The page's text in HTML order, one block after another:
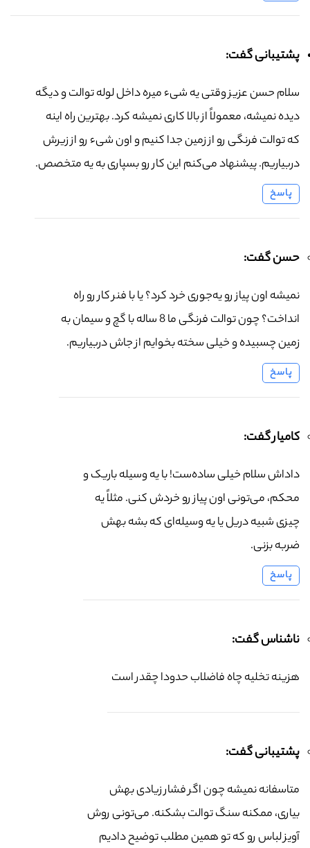
پشتیبانی گفت:
سلام حسن عزیز وقتی یه شیء میره داخل لوله توالت و دیگه
دیده نمیشه، معمولاً از بالا کاری نمیشه کرد. بهترین راه اینه
که توالت فرنگی رو از زمین جدا کنیم و اون شیء رو از زیرش
دربیاریم. پیشنهاد می‌کنم این کار رو بسپاری به یه متخصص.
پاسخ
حسن گفت:
نمیشه اون پیاز رو یه‌جوری خرد کرد؟ یا با فنر کار رو راه
انداخت؟ چون توالت فرنگی ما 8 ساله با گچ و سیمان به
زمین چسبیده و خیلی سخته بخوایم از جاش دربیاریم.
پاسخ
کامیار گفت:
داداش سلام خیلی ساده‌ست! با یه وسیله باریک و
محکم، می‌تونی اون پیاز رو خردش کنی. مثلاً یه
چیزی شبیه دریل یا یه وسیله‌ای که بشه بهش
ضربه بزنی.
پاسخ
ناشناس گفت:
هزینه تخلیه چاه فاضلاب حدودا چقدر است
پشتیبانی گفت:
متاسفانه نمیشه چون اگر فشار زیادی بهش
بیاری، ممکنه سنگ توالت بشکنه. می‌تونی روش
آویز لباس رو که تو همین مطلب توضیح دادیم